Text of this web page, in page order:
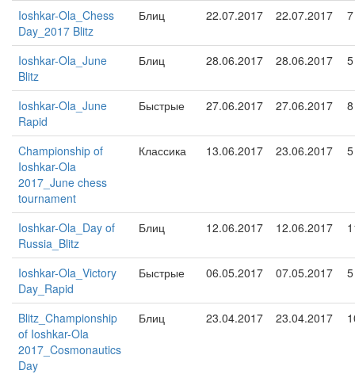
Ioshkar-Ola_Chess
Day_2017 Blitz
Блиц 22.07.2017 22.07.2017 7
Ioshkar-Ola_June
Blitz
Блиц 28.06.2017 28.06.2017 5
Ioshkar-Ola_June
Rapid
Быстрые 27.06.2017 27.06.2017 8
Championship of
Ioshkar-Ola
2017_June chess
tournament
Классика 13.06.2017 23.06.2017 5
Ioshkar-Ola_Day of
Russia_Blitz
Блиц 12.06.2017 12.06.2017
Ioshkar-Ola_Victory
Day_Rapid
Быстрые 06.05.2017 07.05.2017 5
Blitz_Championship
of Ioshkar-Ola
2017_Cosmonautics
Day
Блиц 23.04.2017 23.04.2017